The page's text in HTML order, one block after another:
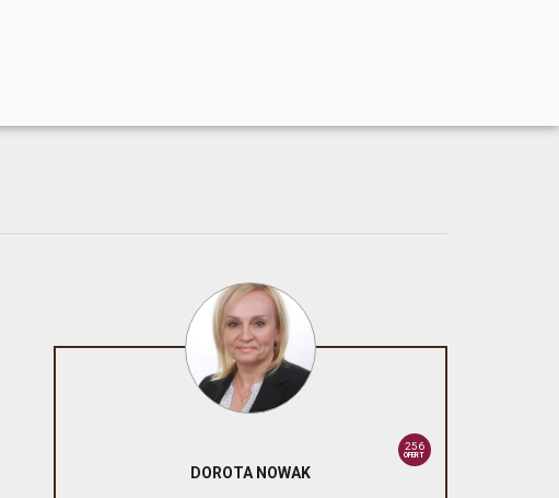
256
OFERT
DOROTA NOWAK